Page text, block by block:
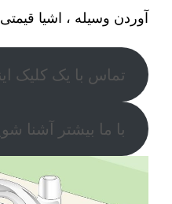
آوردن وسیله ، اشیا
تماس با یک کلیک
با ما بیشتر آشنا